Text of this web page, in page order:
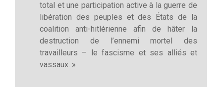
total et une participation active à la guerre de
libération des peuples et des États de la
coalition anti-hitlérienne afin de hâter la
destruction de l’ennemi mortel des
travailleurs – le fascisme et ses alliés et
vassaux. »